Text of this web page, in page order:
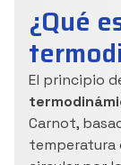
¿Qué
El principio
Carnot,
temperatura